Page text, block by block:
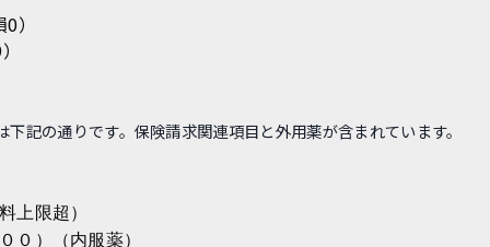
）
記の通りです。保険請求関連項目と外用薬が含まれています。